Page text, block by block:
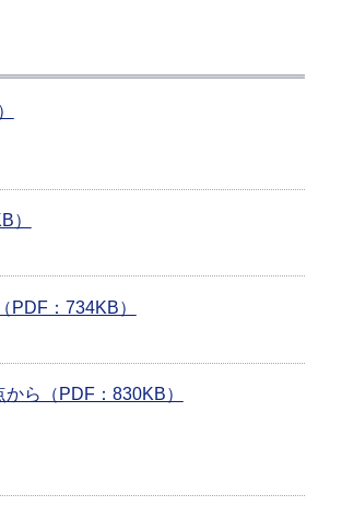
）
PDF：734KB）
ら（PDF：830KB）